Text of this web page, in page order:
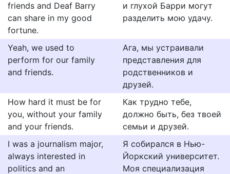
friends and Deaf Barry
can share in my good
fortune.
и глухой Барри могут
разделить мою удачу.
Yeah, we used to
perform for our family
and friends.
Ага, мы устраивали
представления для
родственников и
друзей.
How hard it must be for
you, without your family
and your friends.
Как трудно тебе,
должно быть, без твоей
семьи и друзей.
I was a journalism major,
always interested in
politics and an
Я собирался в Нью-
Йоркский университет.
Моя специализация